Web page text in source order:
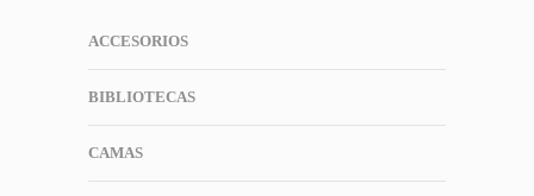
ACCESORIOS
BIBLIOTECAS
CAMAS